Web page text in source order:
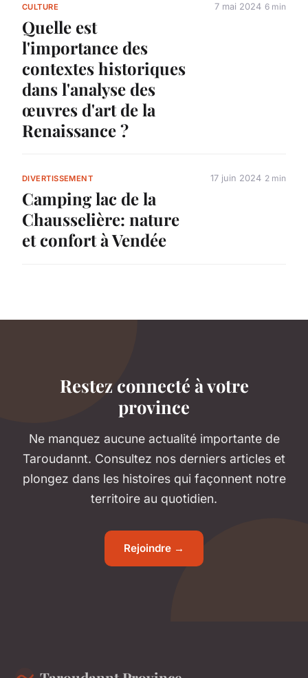
CULTURE
Quelle est
l'importance des
contextes historiques
dans l'analyse des
œuvres d'art de la
Renaissance ?
7 mai 2024 6 min
DIVERTISSEMENT
Camping lac de la
Chausselière: nature
et confort à Vendée
17 juin 2024 2 min
Restez connecté à votre
province
Ne manquez aucune actualité importante de
Taroudannt. Consultez nos derniers articles et
plongez dans les histoires qui façonnent notre
territoire au quotidien.
Rejoindre →